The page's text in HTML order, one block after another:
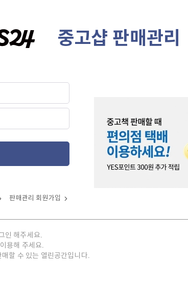
중고샵 판매관리
판매관리 회원가입
인 해주세요.
용해 주세요.
할 수 있는 열린공간입니다.